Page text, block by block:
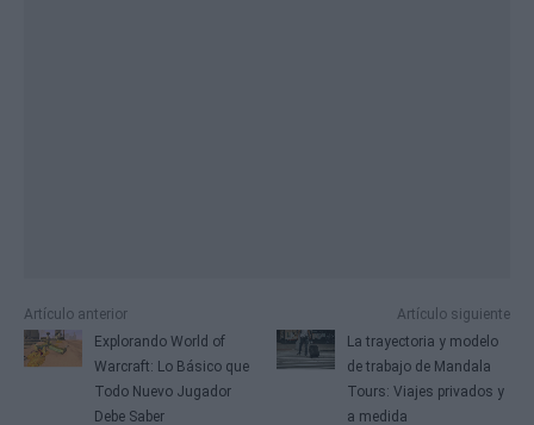
Artículo anterior
Explorando World of
Warcraft: Lo Básico que
Todo Nuevo Jugador
Debe Saber
Artículo siguiente
La trayectoria y modelo
de trabajo de Mandala
Tours: Viajes privados y
a medida